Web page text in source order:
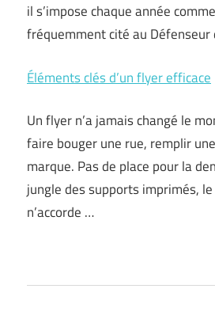
il s’impose chaque année
fréquemment cité au
Éléments clés d’un flyer efficace
Un flyer n’a jamais changé le
faire bouger une rue, remplir
marque. Pas de place pour la
jungle des supports imprimés,
n’accorde …